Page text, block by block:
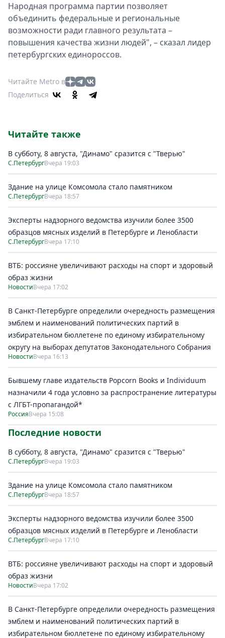
Народная программа партии позволяет
объединить федеральные и региональные
возможности ради главного результата –
повышения качества жизни людей", – сказал лидер
петербургских единороссов.
Читайте Metro в
Поделиться
Читайте также
В субботу, 8 августа, "Динамо" сразится с "Тверью"
С.ПетербургВчера 19:03
Здание на улице Комсомола стало памятником
С.ПетербургВчера 18:57
Эксперты надзорного ведомства изучили более 3500
образцов мясных изделий в Петербурге и Ленобласти
С.ПетербургВчера 17:10
ВТБ: россияне увеличивают расходы на спорт и здоровый
образ жизни
НовостиВчера 17:02
В Санкт-Петербурге определили очередность размещения
эмблем и наименований политических партий в
избирательном бюллетене по единому избирательному
округу на выборах депутатов Законодательного Собрания
НовостиВчера 16:13
Бывшему главе издательств Popcorn Books и Individuum
назначили 4 года условно за распространение литературы
с ЛГБТ-пропагандой*
РоссияВчера 15:08
Последние новости
В субботу, 8 августа, "Динамо" сразится с "Тверью"
С.ПетербургВчера 19:03
Здание на улице Комсомола стало памятником
С.ПетербургВчера 18:57
Эксперты надзорного ведомства изучили более 3500
образцов мясных изделий в Петербурге и Ленобласти
С.ПетербургВчера 17:10
ВТБ: россияне увеличивают расходы на спорт и здоровый
образ жизни
НовостиВчера 17:02
В Санкт-Петербурге определили очередность размещения
эмблем и наименований политических партий в
избирательном бюллетене по единому избирательному